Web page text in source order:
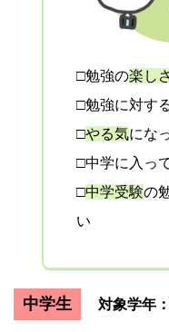
□勉強の楽しさ
□勉強に対す
□やる気にな
□中学に入っ
□中学受験の
い
中学生 対象学年